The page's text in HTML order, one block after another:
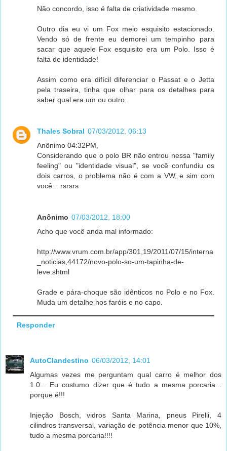
Não concordo, isso é falta de criatividade mesmo.
Outro dia eu vi um Fox meio esquisito estacionado.
Vendo só de frente eu demorei um tempinho para
sacar que aquele Fox esquisito era um Polo. Isso é
falta de identidade!
Assim como era difícil diferenciar o Passat e o Jetta
pela traseira, tinha que olhar para os detalhes para
saber qual era um ou outro.
Thales Sobral 07/03/2012, 06:13
Anônimo 04:32PM,
Considerando que o polo BR não entrou nessa "family
feeling" ou "identidade visual", se você confundiu os
dois carros, o problema não é com a VW, e sim com
você... rsrsrs
Anônimo 07/03/2012, 18:00
Acho que você anda mal informado:
http://www.vrum.com.br/app/301,19/2011/07/15/interna
_noticias,44172/novo-polo-so-um-tapinha-de-
leve.shtml
Grade e pára-choque são idênticos no Polo e no Fox.
Muda um detalhe nos faróis e no capo.
Responder
AutoClandestino 06/03/2012, 14:01
Algumas vezes me perguntam qual carro é melhor dos
1.0... Eu costumo dizer que é tudo a mesma porcaria...
porque é!!!
Injeção Bosch, vidros Santa Marina, pneus Pirelli, 4
cilindros transversal, variação de potência menor que 10%,
tudo a mesma porcaria!!!!